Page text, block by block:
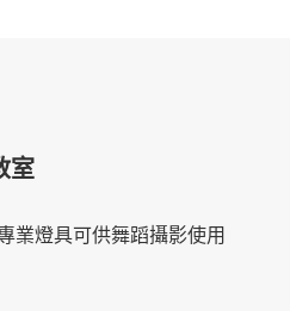
室
燈具可供舞蹈攝影使用